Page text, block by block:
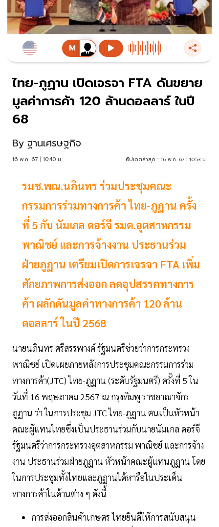
ไทย-ภูฏาน เปิดเจรจา FTA ดันขยาย
มูลค่าการค้า 120 ล้านดอลลาร์ ในปี
68
By ฐานเศรษฐกิจ
16 พ.ค. 67 | 10:40 น. อัปเดตล่าสุด : 16 พ.ค. 67 | 10:53 น.
รมช.พณ.นภินทร ร่วมประชุมคณะ
กรรมการร่วมทางการค้า ไทย-ภูฏาน ครั้ง
ที่ 5 กับ นัมเกล ดอร์จี รมต.อุตสาหกรรม
พาณิชย์ และการจ้างงาน ประธานร่วม
ฝ่ายภูฏาน เตรียมเปิดการเจรจา FTA เพิ่ม
ศักยภาพการส่งออก ลดอุปสรรคทางการ
ค้า ผลักดันมูลค่าทางการค้า 120 ล้าน
ดอลลาร์ ในปี 2568
นายนภินทร ศรีสรรพางค์ รัฐมนตรีช่วยว่าการกระทรวง
พาณิชย์ เปิดเผยภายหลังการประชุมคณะกรรมการร่วม
ทางการค้า(JTC) ไทย-ภูฏาน (ระดับรัฐมนตรี) ครั้งที่ 5 ใน
วันที่ 16 พฤษภาคม 2567 ณ กรุงทิมพู ราชอาณาจักร
ภูฏาน ว่า ในการประชุม JTC ไทย-ภูฏาน ตนเป็นหัวหน้า
คณะผู้แทนไทยซึ่งเป็นประธานร่วมกับนายนัมเกล ดอร์จี
รัฐมนตรีว่าการกระทรวงอุตสาหกรรม พาณิชย์ และการจ้าง
งาน ประธานร่วมฝ่ายภูฏาน หัวหน้าคณะผู้แทนภูฏาน โดย
ในการประชุมทั้งไทยและภูฏานได้หารือในประเด็น
ทางการค้าในด้านต่าง ๆ ดังนี้
การส่งออกสินค้าเกษตร ไทยยินดีให้การสนับสนุน